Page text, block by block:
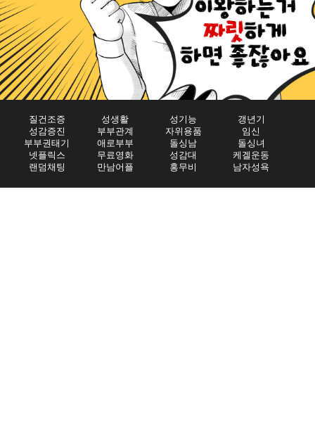
질건조증 성생활 성기능
갱년기
성감증진
부부관계 자위용품
임신
부부권태기
애로부부 돌싱남
돌싱녀
넷플릭스
무료영화 성감대
케겔운동
랜덤채팅
만남어플 홍무비 남자성욕